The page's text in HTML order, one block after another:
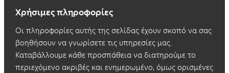
Χρήσιμες πληροφορίες
Οι πληροφορίες αυτής της σελίδας έχουν σκοπό να σας
βοηθήσουν να γνωρίσετε τις υπηρεσίες μας.
Καταβάλλουμε κάθε προσπάθεια να διατηρούμε το
περιεχόμενο ακριβές και ενημερωμένο, όμως ορισμένες